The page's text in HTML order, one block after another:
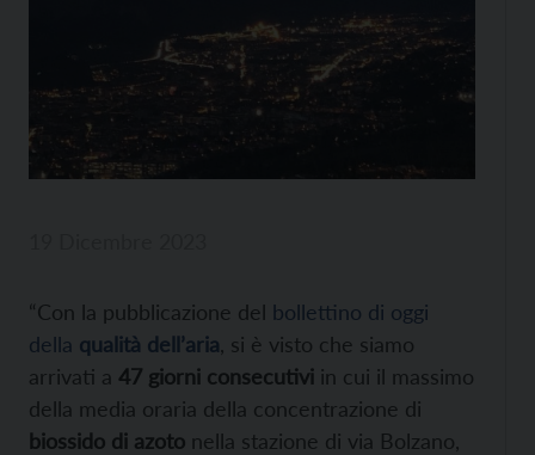
“Con la pubblicazione del bollettino di oggi
della qualità dell’aria , si è visto che siamo
arrivati a 47 giorni consecutivi in cui il massimo
della media oraria della concentrazione di
biossido di azoto nella stazione di via Bolzano,